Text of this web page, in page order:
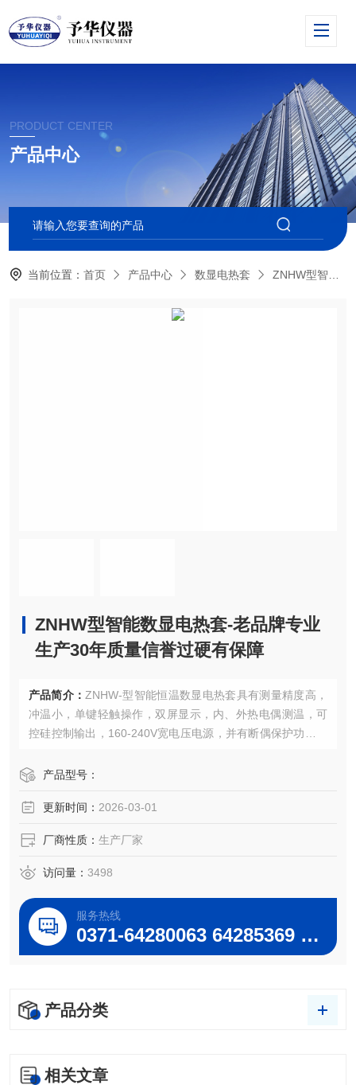
PRODUCT CENTER
产品中心
当前位置：首页 产品中心 数显电热套 ZNHW型智能恒温电热套
ZNHW型智能数显电热套-老品牌专业
生产30年质量信誉过硬有保障
产品简介： ZNHW-型智能恒温数显电热套具有测量精度高，
冲温小，单键轻触操作，双屏显示，内、外热电偶测温，可
控硅控制输出，160-240V宽电压电源，并有断偶保护功能，
确控温加热试验的Z理想仪器。ZNHW型智能数显电热套-老
产品型号：
更新时间： 2026-03-01
厂商性质： 生产厂家
访问量： 3498
服务热线
0371-64280063 64285369 64285222
产品分类
相关文章